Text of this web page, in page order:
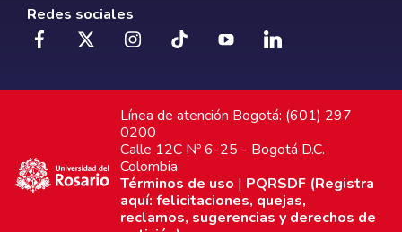
Redes sociales
Línea de atención Bogotá: (601) 297
0200
Calle 12C Nº 6-25 - Bogotá D.C.
Colombia
Términos de uso | PQRSDF (Registra
aquí: felicitaciones, quejas,
reclamos, sugerencias y derechos de